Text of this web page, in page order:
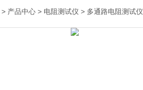
> 产品中心 > 电阻测试仪 > 多通路电阻测试仪